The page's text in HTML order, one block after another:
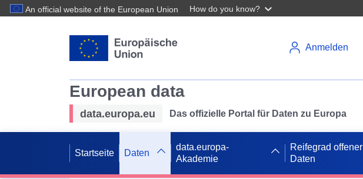
An official website of the European Union How do you know?
Anmelden
European data
data.europa.eu Das offizielle Portal für Daten zu Europa
Startseite Daten
data.europa-
Akademie
Reifegrad offener
Daten